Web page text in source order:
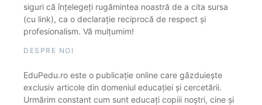
siguri că înțelegeți rugămintea noastră de a cita sursa
(cu link), ca o declarație reciprocă de respect și
profesionalism. Vă mulțumim!
DESPRE NOI
EduPedu.ro este o publicație online care găzduiește
exclusiv articole din domeniul educației și cercetării.
Urmărim constant cum sunt educați copiii noștri, cine și